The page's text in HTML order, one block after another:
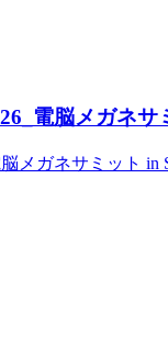
電脳メガネサ
メガネサミット in